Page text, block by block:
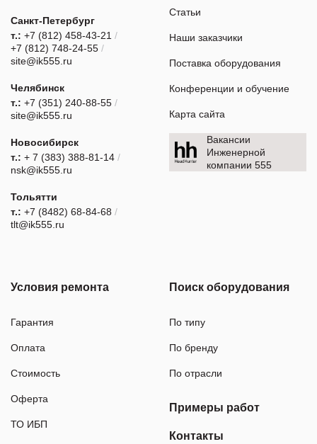
Санкт-Петербург
т.: +7 (812) 458-43-21 /
+7 (812) 748-24-55 /
site@ik555.ru
Челябинск
т.: +7 (351) 240-88-55 /
site@ik555.ru
Новосибирск
т.: + 7 (383) 388-81-14 /
nsk@ik555.ru
Тольятти
т.: +7 (8482) 68-84-68 /
tlt@ik555.ru
Статьи
Наши заказчики
Поставка оборудования
Конференции и обучение
Карта сайта
Вакансии
Инженерной
компании 555
Условия ремонта
Гарантия
Оплата
Стоимость
Оферта
ТО ИБП
Поиск оборудования
По типу
По бренду
По отрасли
Примеры работ
Контакты